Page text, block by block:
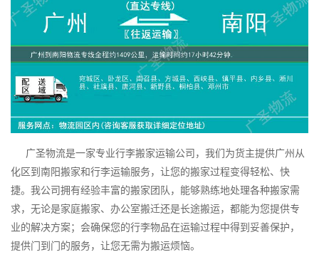
广圣物流是一家专业行李搬家运输公司，我们为货主提供广州从
化区到南阳搬家和行李运输服务，让您的搬家过程变得轻松、快
捷。我公司拥有经验丰富的搬家团队，能够熟练地处理各种搬家需
求，无论是家庭搬家、办公室搬迁还是长途搬运，都能为您提供专
业的解决方案；会确保您的行李物品在运输过程中得到妥善保护，
提供门到门的服务，让您无需为搬运烦恼。